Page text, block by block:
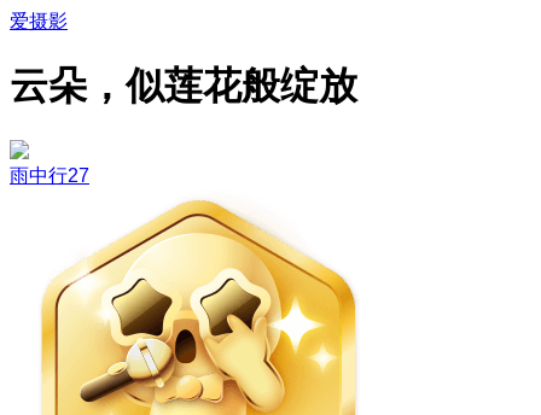
爱摄影
云朵，似莲花般绽放
雨中行27